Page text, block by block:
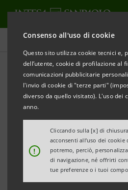
Consenso all'uso di cookie
Questo sito utilizza cookie tecnici e,
dell’utente, cookie di profilazione al
comunicazioni pubblicitarie
l'invio di cookie di "terze parti"
diverso da quello visitato). L'uso dei
anno.
!
Cliccando sulla [x] di
acconsenti all’uso dei
potremo, perciò,
di navigazione, né offrirti
tue preferenze o i tuoi
Comunicati stampa
STAMPA AGGIORNA
Milano, 23 settembre 2005
Banca Intesa informa che alla
Risparmio di Parma e Piacenza
Straordinario del Gruppo
citazione con la quale, a titolo
per preteso concorso